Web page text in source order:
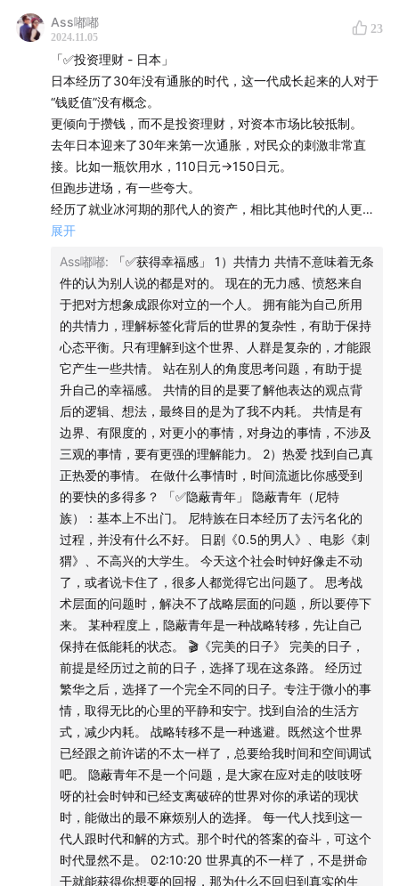
里的精神病人，线下活动担忧的妈妈口中的不高兴的大学
生，他们是否都在做一种战略转移？是否可以允许现在的
年轻人对于时间的思考与以前不同？
115:39电影《完美的日子》里那个曾经有过很多故事，但
现在每一天都在很开心的扫厕所的大叔，就是当下日本的
象征——经济腾飞的时候做一个有志青年，而浮华褪去后
就专注于真实的生活。
133:20如果寻找价值和意义会让你觉得幸福，那就去寻
义，只关心此时的快乐、此刻的晚霞也是应该被允许的。
美丽新世界里描绘的那种幸福，会是我们最好的归
欢迎大家关注我的生活方式播客节目《犬生活》，《拖家
带口去新西兰旅居，让生活let it be》新鲜出炉~
欢迎加入我的知识星球，我正在好好运营那一片后花园。
欢迎在评论区和我互动，或者给我写邮件，邮箱地址
qizhulouyanbinke@gmail.com。
节目BGM：
たのしいひとり -工藤祐次郎 – 来自《0.5の男》
Pale Blue Eyes - The Velvet Underground – 来自《完
美的日子》
节目后期：轻刀快马 & 大卫翁
Ass嘟嘟
2024.11.05
23
「✅投资理财 - 日本」
日本经历了30年没有通胀的时代，这一代成长起来的人对于
“钱贬值”没有概念。
更倾向于攒钱，而不是投资理财，对资本市场比较抵制。
去年日本迎来了30年来第一次通胀，对民众的刺激非常直
接。比如一瓶饮用水，110日元→150日元。
但跑步进场，有一些夸大。
经历了就业冰河期的那代人的资产，相比其他时代的人更
少。在金融化时代里，如果不投入资本市场，怎么面对养老
「✅合成谬误」
当每个人都做出了对自己来说最合理的选择，当它合成了一
个大的事情之后，就变成了一个错误的事。
当所有个体都在修复自己的资产负债表时，整个经济一定没
过去那么繁荣。
「✅信心」
信心不是虚无缥缈的，是真实存在的。
对一个社会的群体来说，有某种自证预言存在的。因为你对
未来有信心，所以未来真的会朝着你期待的那个方向发展。
当一个社会有信心时，不会讨论信心这件事；当大家都在谈
论信心时，一定是大家都没信心的时候。就像只有腰疼的时
候，才会意识到腰的存在。
信心修复非常难，会有路径依赖，是持续的思想钢印造成
的。
「✅信息」
信息来源太多，反而更难分辨。知道的少一些，可能幸福一
点。因为它本身过于复杂。把握住主线即可。
「✅幸福感」
你对中国未来的经济走势怎么看？你觉得你个人的发展怎么
样？
2015年以前，对国家、个人很有信心；2020年对国家发展
依然有信心，对个人开始转向消极和悲观。
2020年是个重要的时间节点，即使在个人层面上有很多对未
来的焦虑或不确定性，依然可以用“这艘时代的大船还在往前
走”安慰自己。
展开
Ass嘟嘟:
「✅获得幸福感」 1）共情力 共情不意味着无条
件的认为别人说的都是对的。 现在的无力感、愤怒来自
于把对方想象成跟你对立的一个人。 拥有能为自己所用
的共情力，理解标签化背后的世界的复杂性，有助于保持
心态平衡。只有理解到这个世界、人群是复杂的，才能跟
它产生一些共情。 站在别人的角度思考问题，有助于提
升自己的幸福感。 共情的目的是要了解他表达的观点背
后的逻辑、想法，最终目的是为了我不内耗。 共情是有
边界、有限度的，对更小的事情，对身边的事情，不涉及
三观的事情，要有更强的理解能力。 2）热爱 找到自己真
正热爱的事情。 在做什么事情时，时间流逝比你感受到
的要快的多得多？ 「✅隐蔽青年」 隐蔽青年（尼特
族）：基本上不出门。 尼特族在日本经历了去污名化的
过程，并没有什么不好。 日剧《0.5的男人》、电影《刺
猬》、不高兴的大学生。 今天这个社会时钟好像走不动
了，或者说卡住了，很多人都觉得它出问题了。 思考战
术层面的问题时，解决不了战略层面的问题，所以要停下
来。 某种程度上，隐蔽青年是一种战略转移，先让自己
保持在低能耗的状态。 🎬《完美的日子》 完美的日子，
前提是经历过之前的日子，选择了现在这条路。 经历过
繁华之后，选择了一个完全不同的日子。专注于微小的事
情，取得无比的心里的平静和安宁。找到自洽的生活方
式，减少内耗。 战略转移不是一种逃避。既然这个世界
已经跟之前许诺的不太一样了，总要给我时间和空间调试
吧。 隐蔽青年不是一个问题，是大家在应对走的吱吱呀
呀的社会时钟和已经支离破碎的世界对你的承诺的现状
时，能做出的最不麻烦别人的选择。 每一代人找到这一
代人跟时代和解的方式。那个时代的答案的奋斗，可这个
时代显然不是。 02:10:20 世界真的不一样了，不是拼命
干就能获得你想要的回报，那为什么不回归到真实的生